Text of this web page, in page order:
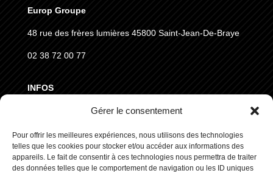
Gérer le consentement
Pour offrir les meilleures expériences, nous utilisons des technologies
telles que les cookies pour stocker et/ou accéder aux informations des
appareils. Le fait de consentir à ces technologies nous permettra de traiter
des données telles que le comportement de navigation ou les ID uniques
Europ Groupe
48 rue des frères lumières 45800 Saint-Jean-De-Braye
02 38 72 00 77
INFOS
CGVD
RGPD